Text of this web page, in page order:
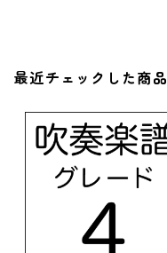
最近チェックした商品